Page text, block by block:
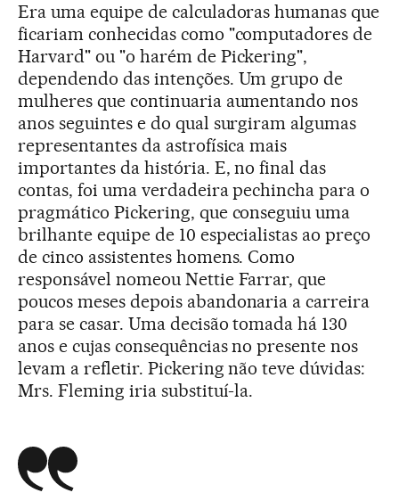
Era uma equipe de calculadoras humanas que
ficariam conhecidas como "computadores de
Harvard" ou "o harém de Pickering",
dependendo das intenções. Um grupo de
mulheres que continuaria aumentando nos
anos seguintes e do qual surgiram algumas
representantes da astrofísica mais
importantes da história. E, no final das
contas, foi uma verdadeira pechincha para o
pragmático Pickering, que conseguiu uma
brilhante equipe de 10 especialistas ao preço
de cinco assistentes homens. Como
responsável nomeou Nettie Farrar, que
poucos meses depois abandonaria a carreira
para se casar. Uma decisão tomada há 130
anos e cujas consequências no presente nos
levam a refletir. Pickering não teve dúvidas:
Mrs. Fleming iria substituí-la.